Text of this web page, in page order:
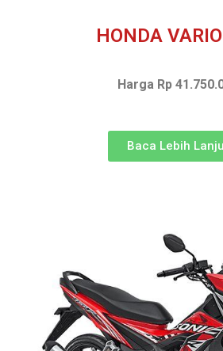
HONDA
Harga Rp
Baca Lebih